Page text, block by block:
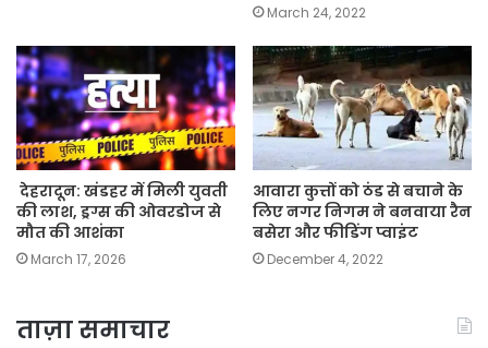
March 24, 2022
देहरादून: खंडहर में मिली युवती
की लाश, ड्रग्स की ओवरडोज से
मौत की आशंका
March 17, 2026
आवारा कुत्तों को ठंड से बचाने के
लिए नगर निगम ने बनवाया रैन
बसेरा और फीडिंग प्वाइंट
December 4, 2022
ताज़ा समाचार